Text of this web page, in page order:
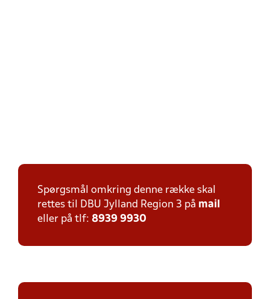
Spørgsmål omkring denne række skal
rettes til DBU Jylland Region 3 på mail
eller på tlf: 8939 9930